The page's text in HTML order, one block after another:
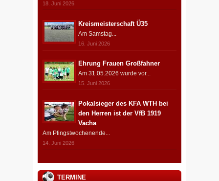
18. Juni 2026
Kreismeisterschaft Ü35
Am Samstag...
16. Juni 2026
Ehrung Frauen Großfahner
Am 31.05.2026 wurde vor...
15. Juni 2026
Pokalsieger des KFA WTH bei
den Herren ist der VfB 1919
Vacha
Am Pfingstwochenende...
14. Juni 2026
TERMINE